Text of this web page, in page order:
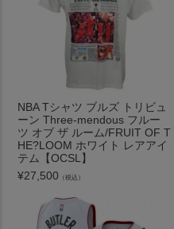
NBA Tシャツ ブルズ トリビュ
ーン Three-mendous フルー
ツ オブ ザ ルーム/FRUIT OF T
HE?LOOM ホワイト レアアイ
テム【OCSL】
¥27,500 （税込）